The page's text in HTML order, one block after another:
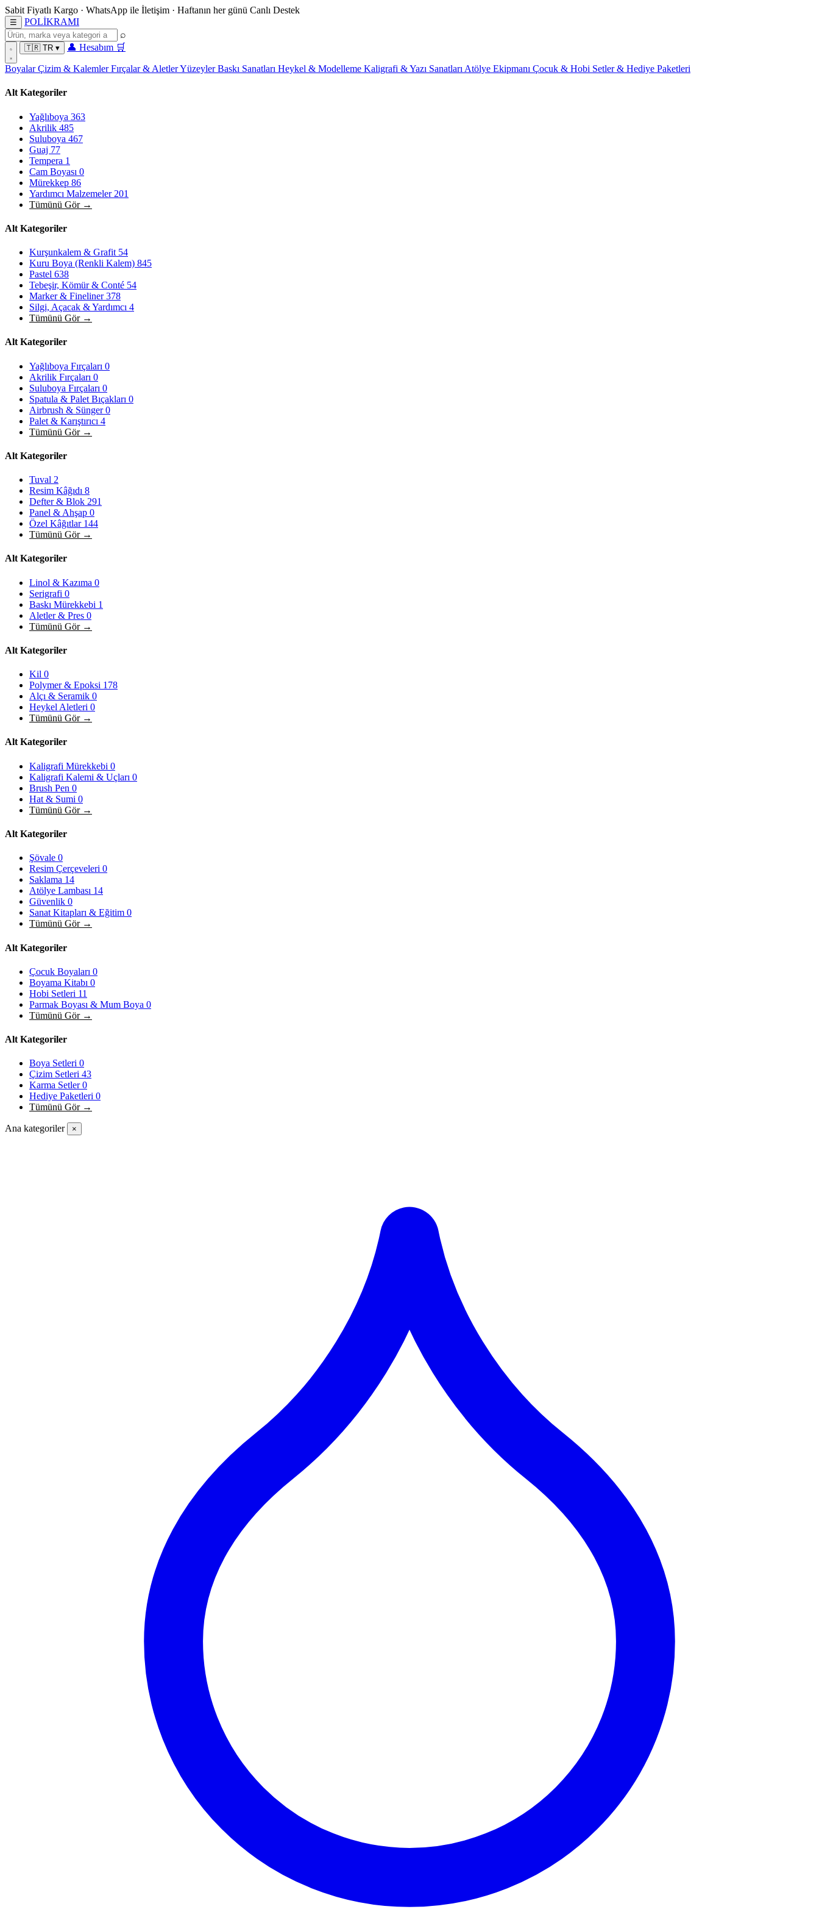
Sabit Fiyatlı Kargo · WhatsApp ile İletişim · Haftanın her günü Canlı Destek
☰ POLİKRAMI
⌕
🇹🇷 TR ▾ 👤 Hesabım 🛒
BoyalarÇizim & KalemlerFırçalar & AletlerYüzeylerBaskı Sanatları Heykel & Modelleme Kaligrafi & Yazı Sanatları Atölye Ekipmanı Çocuk & Hobi Setler & Hediye Paketleri
Alt Kategoriler
Yağlıboya 363
Akrilik 485
Suluboya 467
Guaj 77
Tempera 1
Cam Boyası 0
Mürekkep 86
Yardımcı Malzemeler 201
Tümünü Gör →
Alt Kategoriler
Kurşunkalem & Grafit 54
Kuru Boya (Renkli Kalem) 845
Pastel 638
Tebeşir, Kömür & Conté 54
Marker & Fineliner378
Silgi, Açacak & Yardımcı 4
Tümünü Gör →
Alt Kategoriler
Yağlıboya Fırçaları 0
Akrilik Fırçaları 0
Suluboya Fırçaları 0
Spatula & Palet Bıçakları 0
Airbrush & Sünger0
Palet & Karıştırıcı 4
Tümünü Gör →
Alt Kategoriler
Tuval 2
Resim Kâğıdı 8
Defter & Blok 291
Panel & Ahşap 0
Özel Kâğıtlar 144
Tümünü Gör →
Alt Kategoriler
Linol & Kazıma 0
Serigrafi 0
Baskı Mürekkebi 1
Aletler & Pres 0
Tümünü Gör →
Alt Kategoriler
Kil 0
Polymer & Epoksi 178
Alçı & Seramik 0
Heykel Aletleri 0
Tümünü Gör →
Alt Kategoriler
Kaligrafi Mürekkebi 0
Kaligrafi Kalemi & Uçları 0
Brush Pen 0
Hat & Sumi 0
Tümünü Gör →
Alt Kategoriler
Şövale 0
Resim Çerçeveleri 0
Saklama 14
Atölye Lambası 14
Güvenlik 0
Sanat Kitapları & Eğitim 0
Tümünü Gör →
Alt Kategoriler
Çocuk Boyaları 0
Boyama Kitabı 0
Hobi Setleri 11
Parmak Boyası & Mum Boya 0
Tümünü Gör →
Alt Kategoriler
Boya Setleri 0
Çizim Setleri 43
Karma Setler0
Hediye Paketleri 0
Tümünü Gör →
Ana kategoriler ×